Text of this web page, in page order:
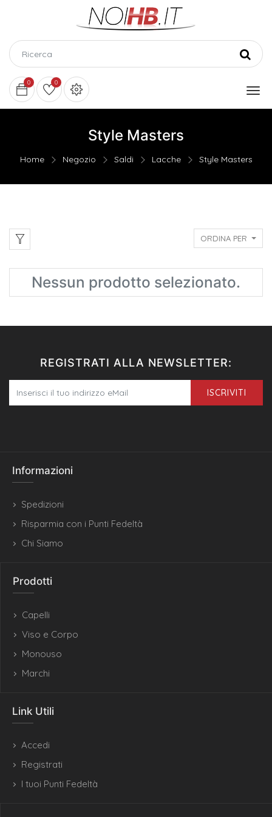
0 0
Style Masters
Home Negozio Saldi Lacche Style Masters
ORDINA PER
Nessun prodotto selezionato.
REGISTRATI ALLA NEWSLETTER:
ISCRIVITI
Informazioni
Spedizioni
Risparmia con i Punti Fedeltà
Chi Siamo
Prodotti
Capelli
Viso e Corpo
Monouso
Marchi
Link Utili
Accedi
Registrati
I tuoi Punti Fedeltà